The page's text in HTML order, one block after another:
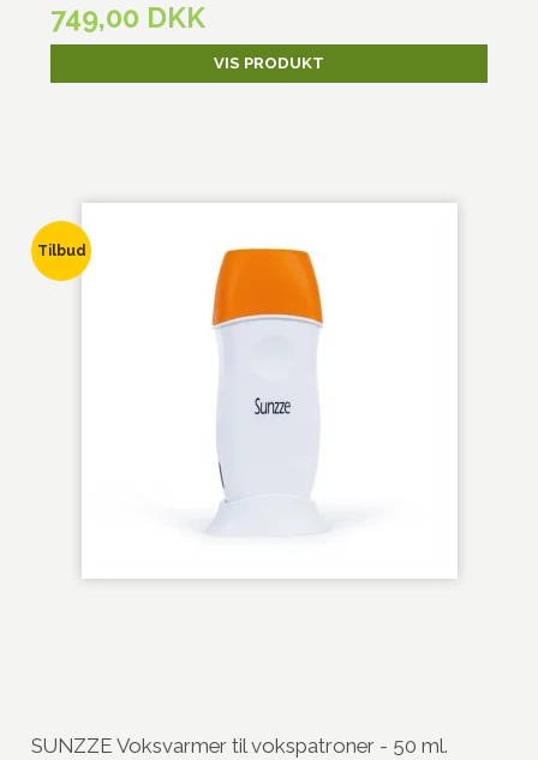
749,00 DKK
VIS PRODUKT
Tilbud
SUNZZE Voksvarmer til vokspatroner - 50 ml.